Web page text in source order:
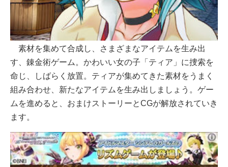
素材を集めて合成し、さまざまなアイテムを生み出
す、錬金術ゲーム。かわいい女の子「ティア」に捜索を
命じ、しばらく放置。ティアが集めてきた素材をうまく
組み合わせ、新たなアイテムを生み出しましょう。ゲー
ムを進めると、おまけストーリーとCGが解放されていき
ます。